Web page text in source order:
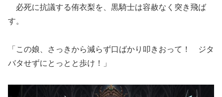
必死に抗議する侑衣梨を、黒騎士は容赦なく突き飛ば
す。
「この娘、さっきから減らず口ばかり叩きおって！ ジタ
バタせずにとっとと歩け！」